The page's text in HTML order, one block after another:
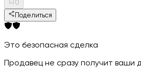
0
Поделиться
Это безопасная сделка
Продавец не сразу получит ваши